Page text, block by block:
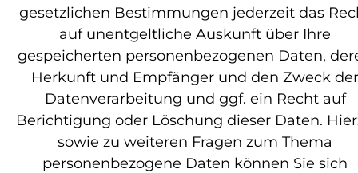
gesetzlichen Bestimmungen jederzeit das
auf unentgeltliche Auskunft über Ihre
gespeicherten personenbezogenen Daten,
Herkunft und Empfänger und den Zweck der
Datenverarbeitung und ggf. ein Recht auf
Berichtigung oder Löschung dieser Daten.
sowie zu weiteren Fragen zum Thema
personenbezogene Daten können Sie sich